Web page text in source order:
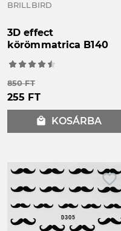
BRILLBIRD
3D effect
körömmatrica B140
850 FT
255 FT
local_mall KOSÁRBA
favorite_border